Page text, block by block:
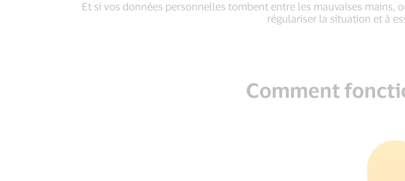
Et si vos données personnelles tombent entre les mauvaises
régulariser la situation et à
Comment